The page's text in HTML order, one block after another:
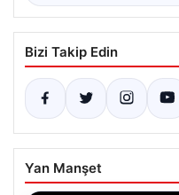
Bizi Takip Edin
Yan Manşet